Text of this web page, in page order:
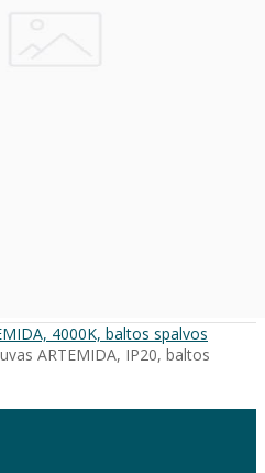
4000K, baltos spalvos
ARTEMIDA, IP20, baltos